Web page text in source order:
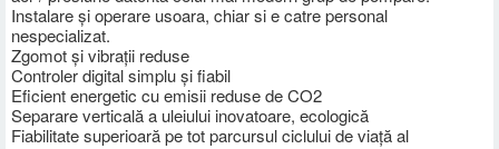
Instalare și operare usoara, chiar si e catre personal
nespecializat.
Zgomot și vibrații reduse
Controler digital simplu și fiabil
Eficient energetic cu emisii reduse de CO2
Separare verticală a uleiului inovatoare, ecologică
Fiabilitate superioară pe tot parcursul ciclului de viață al